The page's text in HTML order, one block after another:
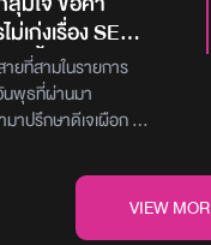
เก่งเรื่อง SEX
มั้ย?’ หนูเจอ
รั้งแรก
งจากมีอะไรกัน
ยที่สามในรายการ
พุธที่ผ่านมา
มาปรึกษาดีเจเผือก -
สัมพันธ์มั้ย?“คุณหนึ่ง
องเกริ่นก่อนว่าเราโสด
กคนก็เชียร์ให้ลองไป
VIEW